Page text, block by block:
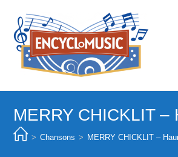
content
MERRY CHICKLIT –
> Chansons > MERRY CHICKLIT –